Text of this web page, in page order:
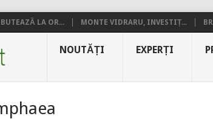
LA OR... MONTE VIDRARU, INVESTIȚ...
NOUTĂȚI EXPERȚI